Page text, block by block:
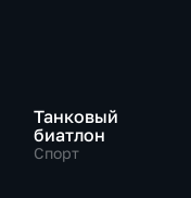
Танковый
биатлон
Спорт